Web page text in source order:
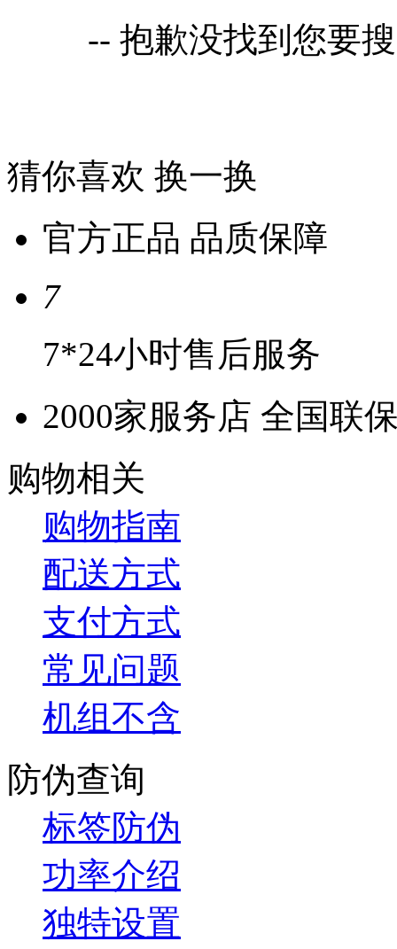
-- 抱歉没找到您要
猜你喜欢 换一换
官方正品 品质保障
7
7*24小时售后服务
2000家服务店 全国联
购物相关
购物指南
配送方式
支付方式
常见问题
机组不含
防伪查询
标签防伪
功率介绍
独特设置